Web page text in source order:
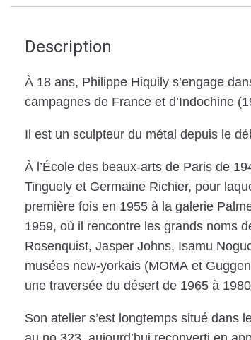
Description
À 18 ans, Philippe Hiquily s’engage
campagnes de France et d’Indochine
Il est un sculpteur du métal depuis le
À l’École des beaux-arts de Paris de
Tinguely et Germaine Richier, pour
première fois en 1955 à la galerie
1959, où il rencontre les grands noms
Rosenquist, Jasper Johns, Isamu
musées new-yorkais (MOMA et
une traversée du désert de 1965 à
Son atelier s’est longtemps situé dans